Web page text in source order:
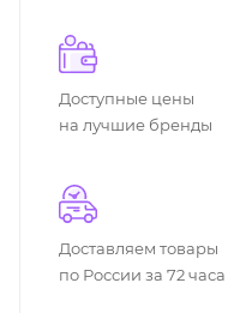
Доступные цены
на лучшие бренды
Доставляем товары
по России за 72 часа